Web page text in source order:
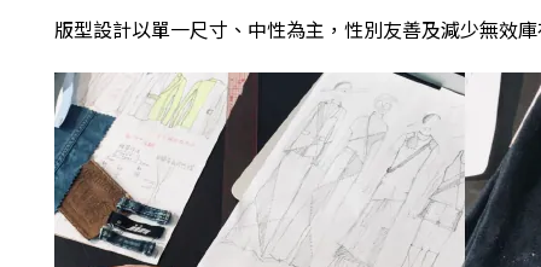
版型設計以單一尺寸、中性為主，性別友善及減少無效